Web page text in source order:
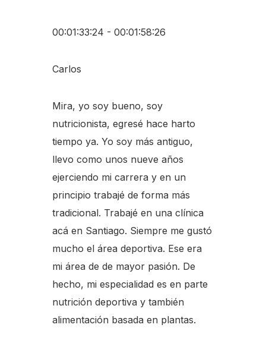
00:01:33:24 - 00:01:58:26
Carlos
Mira, yo soy bueno, soy
nutricionista, egresé hace harto
tiempo ya. Yo soy más antiguo,
llevo como unos nueve años
ejerciendo mi carrera y en un
principio trabajé de forma más
tradicional. Trabajé en una clínica
acá en Santiago. Siempre me gustó
mucho el área deportiva. Ese era
mi área de de mayor pasión. De
hecho, mi especialidad es en parte
nutrición deportiva y también
alimentación basada en plantas.